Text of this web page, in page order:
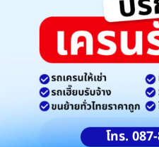
โทร.